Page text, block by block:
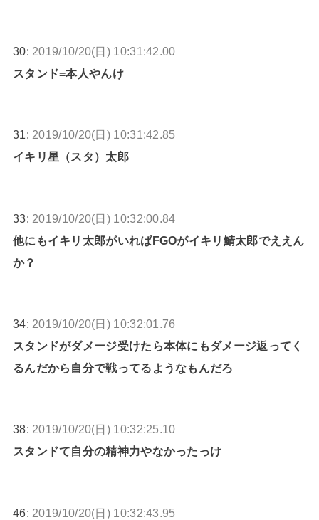
30: 2019/10/20(日) 10:31:42.00
スタンド=本人やんけ
31: 2019/10/20(日) 10:31:42.85
イキリ星（スタ）太郎
33: 2019/10/20(日) 10:32:00.84
他にもイキリ太郎がいればFGOがイキリ鯖太郎でええん
か？
34: 2019/10/20(日) 10:32:01.76
スタンドがダメージ受けたら本体にもダメージ返ってく
るんだから自分で戦ってるようなもんだろ
38: 2019/10/20(日) 10:32:25.10
スタンドて自分の精神力やなかったっけ
46: 2019/10/20(日) 10:32:43.95